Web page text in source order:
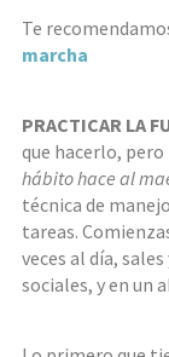
Te
marcha
PRACTICAR LA
que hacerlo,
hábito hace al
técnica de
tareas.
veces al día,
sociales, y en un